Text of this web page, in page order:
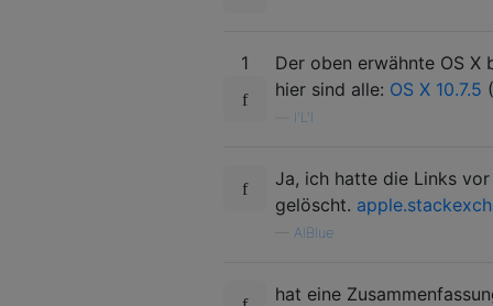
1
Der oben erwähnte OS X
hier sind alle: OS X 10.7.5
l'L'l
Ja, ich hatte die Links
gelöscht.
AlBlue
hat eine